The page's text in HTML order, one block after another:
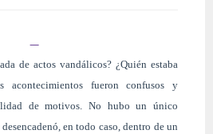
de actos vandálicos? ¿Quién estaba
fueron confusos y
de motivos. No hubo un único
en todo caso, dentro de un